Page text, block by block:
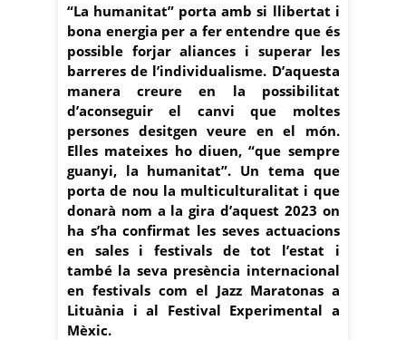
“La humanitat” porta amb si llibertat i
bona energia per a fer entendre que és
possible forjar aliances i superar les
barreres de l’individualisme. D’aquesta
manera creure en la possibilitat
d’aconseguir el canvi que moltes
persones desitgen veure en el món.
Elles mateixes ho diuen, “que sempre
guanyi, la humanitat”. Un tema que
porta de nou la multiculturalitat i que
donarà nom a la gira d’aquest 2023 on
ha s’ha confirmat les seves actuacions
en sales i festivals de tot l’estat i
també la seva presència internacional
en festivals com el Jazz Maratonas a
Lituània i al Festival Experimental a
Mèxic.